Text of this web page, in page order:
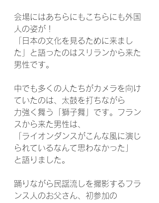
会場にはあちらにもこちらにも外国
人の姿が！
「日本の文化を見るために来まし
た」と語ったのはスリランから来た
男性です。
中でも多くの人たちがカメラを向け
ていたのは、太鼓を打ちながら
力強く舞う「獅子舞」です。フラン
スから来た男性は、
「ライオンダンスがこんな風に演じ
られているなんて思わなかった」
と語りました。
踊りながら民謡流しを撮影するフラ
ンス人のお父さん、初参加の